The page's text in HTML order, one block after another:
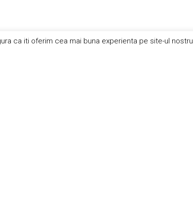
ca iti oferim cea mai buna experienta pe site-ul